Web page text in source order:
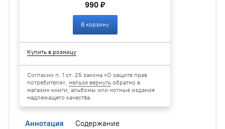
990 ₽
В корзину
Купить в розницу
Согласно п. 1 ст. 25 закона «О защите прав
потребителя», нельзя вернуть обратно в
магазин книги, альбомы или нотные издания
надлежащего качества.
Аннотация Содержание